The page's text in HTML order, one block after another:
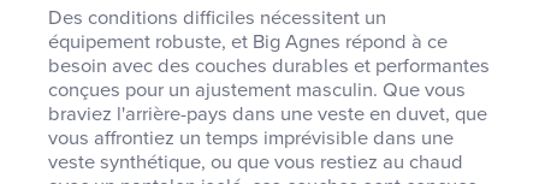
Des conditions difficiles nécessitent un
équipement robuste, et Big Agnes répond à ce
besoin avec des couches durables et performantes
conçues pour un ajustement masculin. Que vous
braviez l'arrière-pays dans une veste en duvet, que
vous affrontiez un temps imprévisible dans une
veste synthétique, ou que vous restiez au chaud